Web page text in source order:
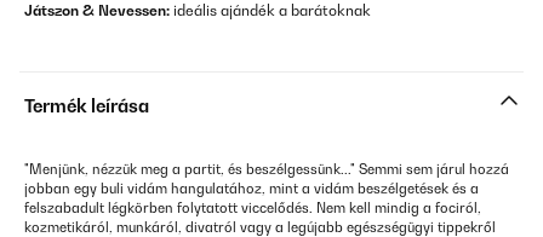
Játszon & Nevessen: ideális ajándék a barátoknak
Termék leírása
"Menjünk, nézzük meg a partit, és beszélgessünk..." Semmi sem járul hozzá
jobban egy buli vidám hangulatához, mint a vidám beszélgetések és a
felszabadult légkörben folytatott viccelődés. Nem kell mindig a fociról,
kozmetikáról, munkáról, divatról vagy a legújabb egészségügyi tippekről